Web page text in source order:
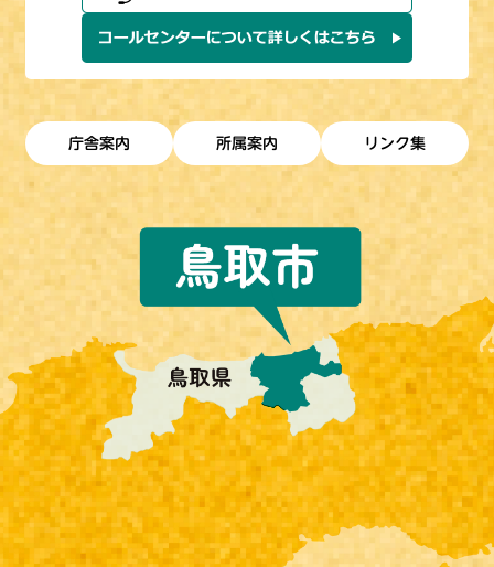
庁舎案内 所属案内 リンク集